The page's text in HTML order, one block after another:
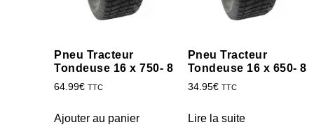
Pneu Tracteur
Tondeuse 16 x 750- 8
64.99€ TTC
Ajouter au panier
Pneu Tracteur
Tondeuse 16 x 650- 8
34.95€ TTC
Lire la suite